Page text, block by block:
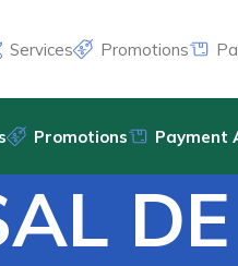
Services Promotions
Promotions Payment